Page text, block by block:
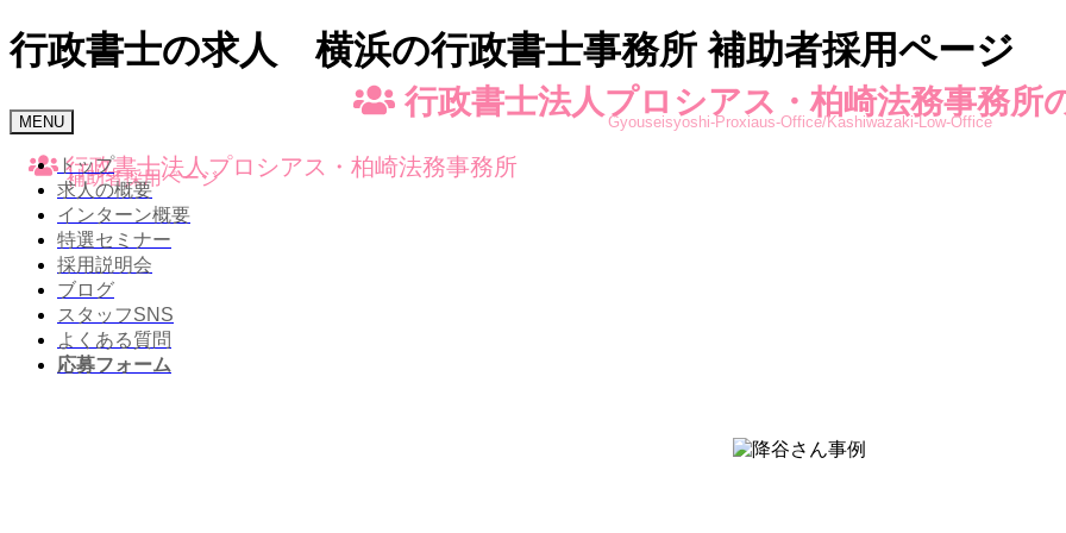
行政書士の求人 横浜の行政書士事務所 補助者採用ページ
行政書士法人プロシアス・柏崎法務事務所
Gyouseisyoshi-Proxiaus-Office/Kashiwazaki-Low-Office
行政書士法人プロシアス・柏崎法務事務所
補助者採用ページ
Toggle
navigation
MENU
トップ
求人の概要
インターン概要
特選セミナー
採用説明会
ブログ
スタッフSNS
よくある質問
応募フォーム